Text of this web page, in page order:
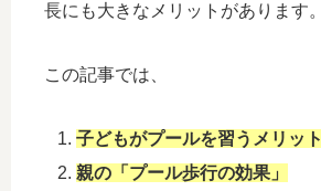
長にも大きなメリットがあります。
この記事では、
子どもがプールを習うメリット
親の「プール歩行の効果」